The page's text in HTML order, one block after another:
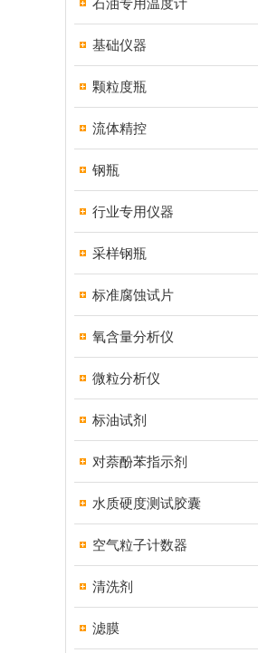
石油专用温度计
基础仪器
颗粒度瓶
流体精控
钢瓶
行业专用仪器
采样钢瓶
标准腐蚀试片
氧含量分析仪
微粒分析仪
标油试剂
对萘酚苯指示剂
水质硬度测试胶囊
空气粒子计数器
清洗剂
滤膜